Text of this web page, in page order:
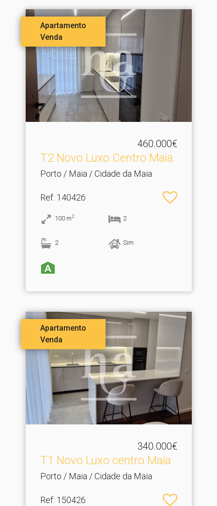
Apartamento
Venda
460.000€
T2 Novo Luxo Centro Maia
Porto / Maia / Cidade da Maia
Ref: 140426
100 m2 2
2 Sim
Apartamento
Venda
340.000€
T1 Novo Luxo centro Maia
Porto / Maia / Cidade da Maia
Ref: 150426